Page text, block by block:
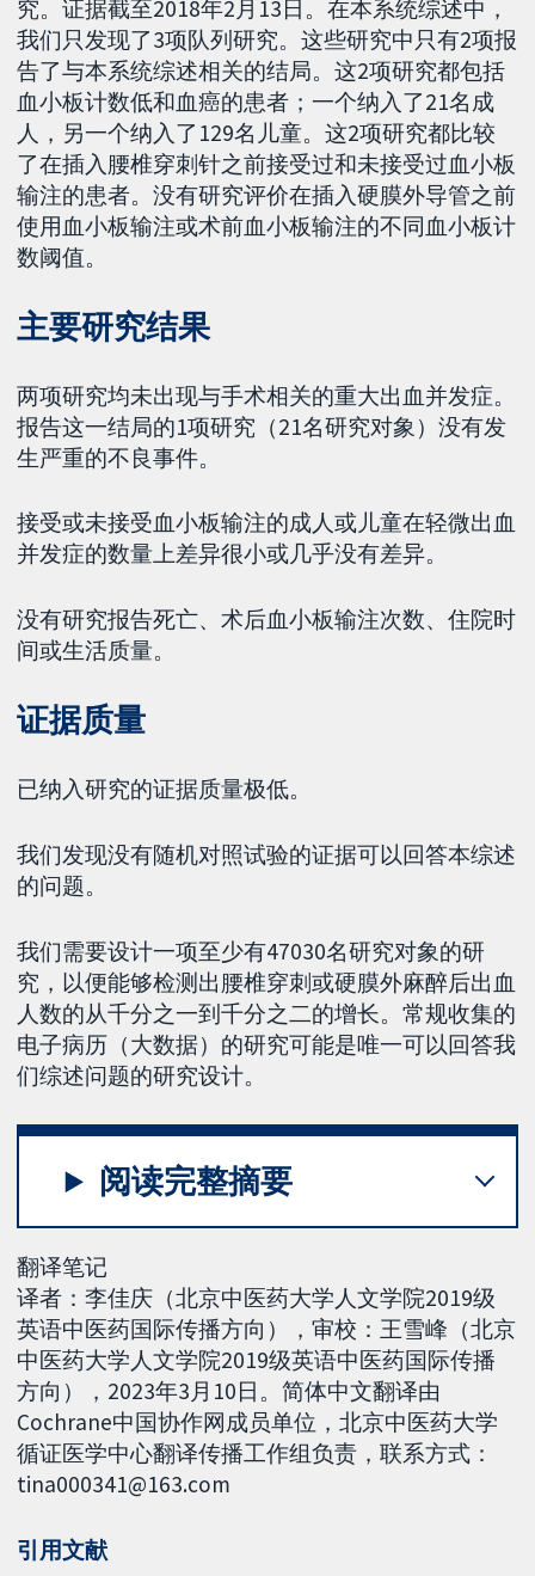
究。证据截至2018年2月13日。在本系统综述中，
我们只发现了3项队列研究。这些研究中只有2项报
告了与本系统综述相关的结局。这2项研究都包括
血小板计数低和血癌的患者；一个纳入了21名成
人，另一个纳入了129名儿童。这2项研究都比较
了在插入腰椎穿刺针之前接受过和未接受过血小板
输注的患者。没有研究评价在插入硬膜外导管之前
使用血小板输注或术前血小板输注的不同血小板计
数阈值。
主要研究结果
两项研究均未出现与手术相关的重大出血并发症。
报告这一结局的1项研究（21名研究对象）没有发
生严重的不良事件。
接受或未接受血小板输注的成人或儿童在轻微出血
并发症的数量上差异很小或几乎没有差异。
没有研究报告死亡、术后血小板输注次数、住院时
间或生活质量。
证据质量
已纳入研究的证据质量极低。
我们发现没有随机对照试验的证据可以回答本综述
的问题。
我们需要设计一项至少有47030名研究对象的研
究，以便能够检测出腰椎穿刺或硬膜外麻醉后出血
人数的从千分之一到千分之二的增长。常规收集的
电子病历（大数据）的研究可能是唯一可以回答我
们综述问题的研究设计。
阅读完整摘要
翻译笔记
译者：李佳庆（北京中医药大学人文学院2019级
英语中医药国际传播方向），审校：王雪峰（北京
中医药大学人文学院2019级英语中医药国际传播
方向），2023年3月10日。简体中文翻译由
Cochrane中国协作网成员单位，北京中医药大学
循证医学中心翻译传播工作组负责，联系方式：
tina000341@163.com
引用文献